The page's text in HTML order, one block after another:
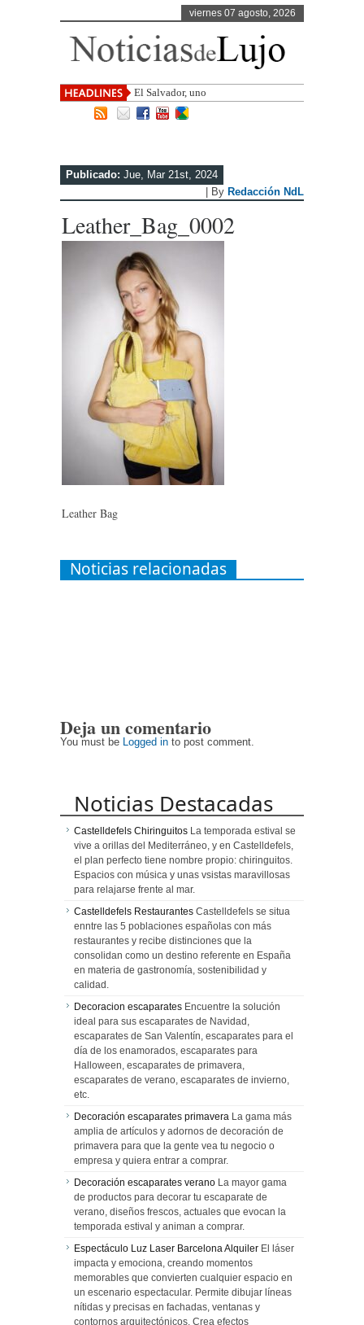
viernes 07 agosto, 2026
El Salvador, uno de los destinos con
may
Publicado: Jue, Mar 21st, 2024
| By Redacción NdL
Leather_Bag_0002
Leather Bag
Noticias relacionadas
Deja un comentario
You must be Logged in to post comment.
Noticias Destacadas
Castelldefels Chiringuitos La temporada estival se
vive a orillas del Mediterráneo, y en Castelldefels,
el plan perfecto tiene nombre propio: chiringuitos.
Espacios con música y unas vsistas maravillosas
para relajarse frente al mar.
Castelldefels Restaurantes Castelldefels se situa
enntre las 5 poblaciones españolas con más
restaurantes y recibe distinciones que la
consolidan como un destino referente en España
en materia de gastronomía, sostenibilidad y
calidad.
Decoracion escaparates Encuentre la solución
ideal para sus escaparates de Navidad,
escaparates de San Valentín, escaparates para el
día de los enamorados, escaparates para
Halloween, escaparates de primavera,
escaparates de verano, escaparates de invierno,
etc.
Decoración escaparates primavera La gama más
amplia de artículos y adornos de decoración de
primavera para que la gente vea tu negocio o
empresa y quiera entrar a comprar.
Decoración escaparates verano La mayor gama
de productos para decorar tu escaparate de
verano, diseños frescos, actuales que evocan la
temporada estival y animan a comprar.
Espectáculo Luz Laser Barcelona Alquiler El láser
impacta y emociona, creando momentos
memorables que convierten cualquier espacio en
un escenario espectacular. Permite dibujar líneas
nítidas y precisas en fachadas, ventanas y
contornos arquitectónicos. Crea efectos